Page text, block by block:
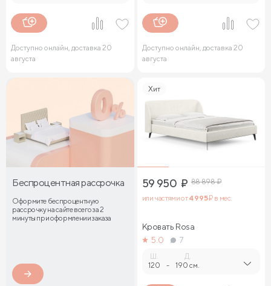
Доступно онлайн, доставка 20
августа
Доступно онлайн, доставка 20
августа
Беспроцентная рассрочка
Оформите беспроцентную
рассрочку на сайте всего за 2
минуты при оформлении заказа
Хит
59 950 ₽ 88 898₽
или частями от4 995₽ в мес.
Кровать Rosa
5.0
7
120 -
Д.
190 см.